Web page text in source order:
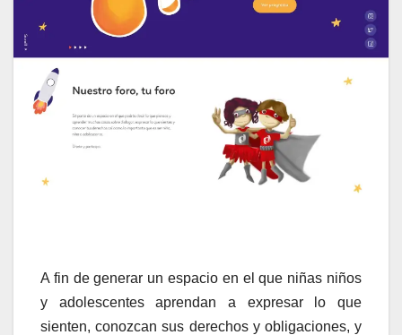
A fin de generar un espacio en el que niñas niños
y adolescentes aprendan a expresar lo que
sienten, conozcan sus derechos y obligaciones, y